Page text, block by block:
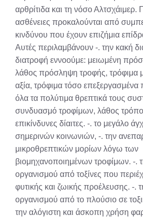
αρθρίτιδα και τη νόσο Αλτσχάιμερ.
ασθένειες προκαλούνται από
κινδύνου που έχουν επιζήμια
Αυτές περιλαμβάνουν -. την κακή
διατροφή εννοούμε: μειωμένη
λάθος πρόσληψη τροφής, τρόφιμα
αξία, τρόφιμα τόσο επεξεργασμένα
όλα τα πολύτιμα θρεπτικά τους
συνδυασμό τροφίμων, λάθος τρόπο
επικίνδυνες δίαιτες. -. το μεγάλο
σημερινών κοινωνιών, -. την
μικροθρεπτικών μορίων λόγω των
βιομηχανοποιημένων τροφίμων. -.
οργανισμού από τοξίνες που
φυτικής και ζωικής προέλευσης. -.
οργανισμού από το πλούσιο σε
την αλόγιστη και άσκοπη χρήση